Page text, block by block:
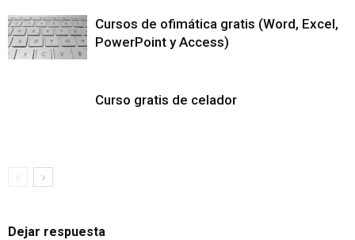
Cursos de ofimática gratis (Word, Excel,
PowerPoint y Access)
Curso gratis de celador
Dejar respuesta